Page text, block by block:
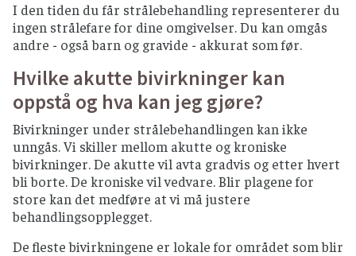
I den tiden du får strålebehandling representerer du
ingen strålefare for dine omgivelser. Du kan omgås
andre - også barn og gravide - akkurat som før.
Hvilke akutte bivirkninger kan
oppstå og hva kan jeg gjøre?
Bivirkninger under strålebehandlingen kan ikke
unngås. Vi skiller mellom akutte og kroniske
bivirkninger. De akutte vil avta gradvis og etter hvert
bli borte. De kroniske vil vedvare. Blir plagene for
store kan det medføre at vi må justere
behandlingsopplegget.
De fleste bivirkningene er lokale for området som blir